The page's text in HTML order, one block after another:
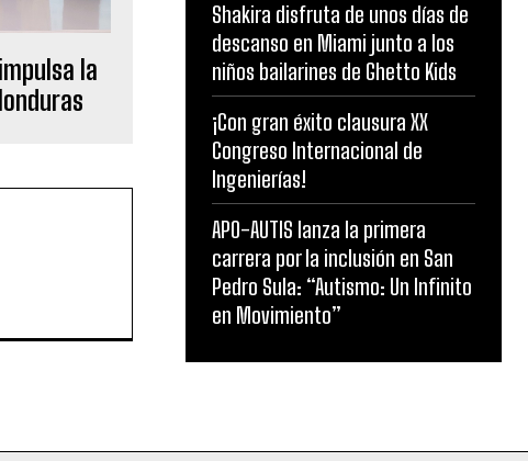
la
Shakira disfruta de unos días de
descanso en Miami junto a los
niños bailarines de Ghetto Kids
¡Con gran éxito clausura XX
Congreso Internacional de
Ingenierías!
APO-AUTIS lanza la primera
carrera por la inclusión en San
Pedro Sula: “Autismo: Un Infinito
en Movimiento”